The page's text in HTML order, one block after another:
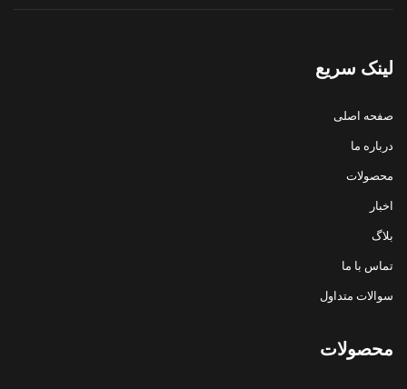
لینک سریع
صفحه اصلی
درباره ما
محصولات
اخبار
بلاگ
تماس با ما
سوالات متداول
محصولات